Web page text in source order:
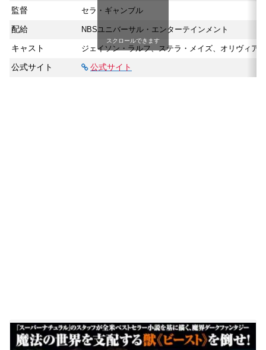
監督 セラ・ギャンブル
配給 NBSユニバーサル・エンターテインメント
キャスト ジェイソン・ラルフ、ステラ・メイズ、オリヴィア
公式サイト 公式サイト
スクロールできます